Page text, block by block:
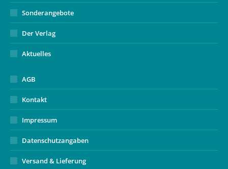
Sonderangebote
Der Verlag
Aktuelles
AGB
Kontakt
Impressum
Datenschutzangaben
Versand & Lieferung